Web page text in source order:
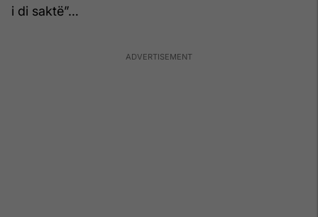
i di saktë”…